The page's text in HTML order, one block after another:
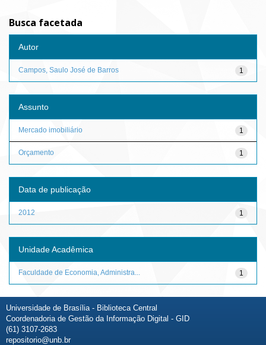
Busca facetada
Autor
1
Campos, Saulo José de Barros
Assunto
1
Mercado imobiliário
1
Orçamento
Data de publicação
1
2012
Unidade Acadêmica
1
Faculdade de Economia, Administra...
Universidade de Brasília - Biblioteca Central
Coordenadoria de Gestão da Informação Digital - GID
(61) 3107-2683
repositorio@unb.br